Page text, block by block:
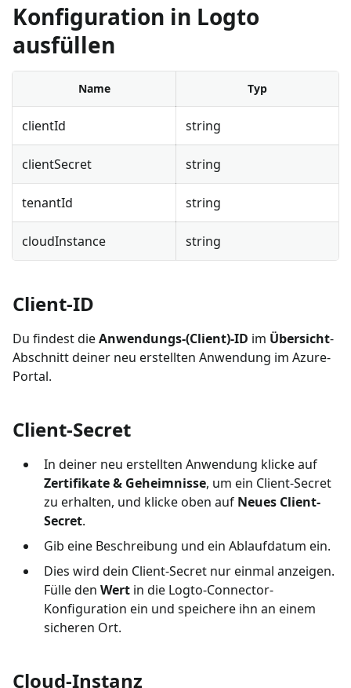
Konfiguration in Logto
ausfüllen
Name Typ
clientId string
clientSecret string
tenantId string
cloudInstance string
Client-ID
Du findest dieAnwendungs-(Client)-ID im Übersicht-
Abschnitt deiner neu erstellten Anwendung im Azure-
Portal.
Client-Secret
In deiner neu erstellten Anwendung klicke auf
Zertifikate & Geheimnisse, um ein Client-Secret
zu erhalten, und klicke oben auf Neues Client-
Secret.
Gib eine Beschreibung und ein Ablaufdatum ein.
Dies wird dein Client-Secret nur einmal anzeigen.
Fülle den Wert in die Logto-Connector-
Konfiguration ein und speichere ihn an einem
sicheren Ort.
Cloud-Instanz